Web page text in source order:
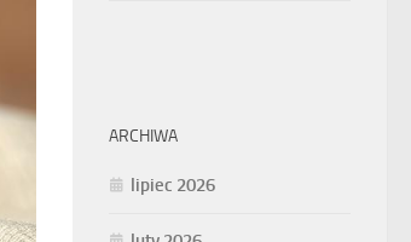
ARCHIWA
lipiec 2026